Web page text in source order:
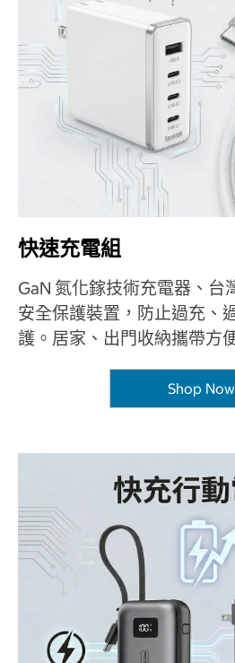
快速充電組
GaN 氮化鎵技術充電器、台
安全保護裝置，防止過充、
護。居家、出門收納攜帶方
Shop Now